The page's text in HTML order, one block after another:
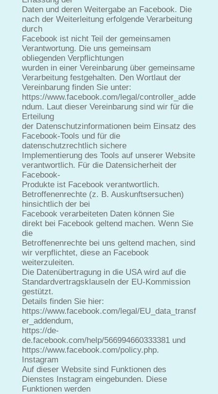
Daten und deren Weitergabe an Facebook. Die
nach der Weiterleitung erfolgende Verarbeitung
durch
Facebook ist nicht Teil der gemeinsamen
Verantwortung. Die uns gemeinsam
obliegenden Verpflichtungen
wurden in einer Vereinbarung über gemeinsame
Verarbeitung festgehalten. Den Wortlaut der
Vereinbarung finden Sie unter:
https://www.facebook.com/legal/controller_adde
ndum. Laut dieser Vereinbarung sind wir für die
Erteilung
der Datenschutzinformationen beim Einsatz des
Facebook-Tools und für die
datenschutzrechtlich sichere
Implementierung des Tools auf unserer Website
verantwortlich. Für die Datensicherheit der
Facebook-
Produkte ist Facebook verantwortlich.
Betroffenenrechte (z. B. Auskunftsersuchen)
hinsichtlich der bei
Facebook verarbeiteten Daten können Sie
direkt bei Facebook geltend machen. Wenn Sie
die
Betroffenenrechte bei uns geltend machen, sind
wir verpflichtet, diese an Facebook
weiterzuleiten.
Die Datenübertragung in die USA wird auf die
Standardvertragsklauseln der EU-Kommission
gestützt.
Details finden Sie hier:
https://www.facebook.com/legal/EU_data_transf
er_addendum,
https://de-
de.facebook.com/help/566994660333381 und
https://www.facebook.com/policy.php.
Instagram
Auf dieser Website sind Funktionen des
Dienstes Instagram eingebunden. Diese
Funktionen werden